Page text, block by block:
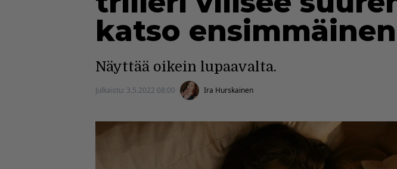
katso
Näyttää oikein lupaavalta.
Julkaistu: 3.5.2022 08:00 Ira Hurskainen